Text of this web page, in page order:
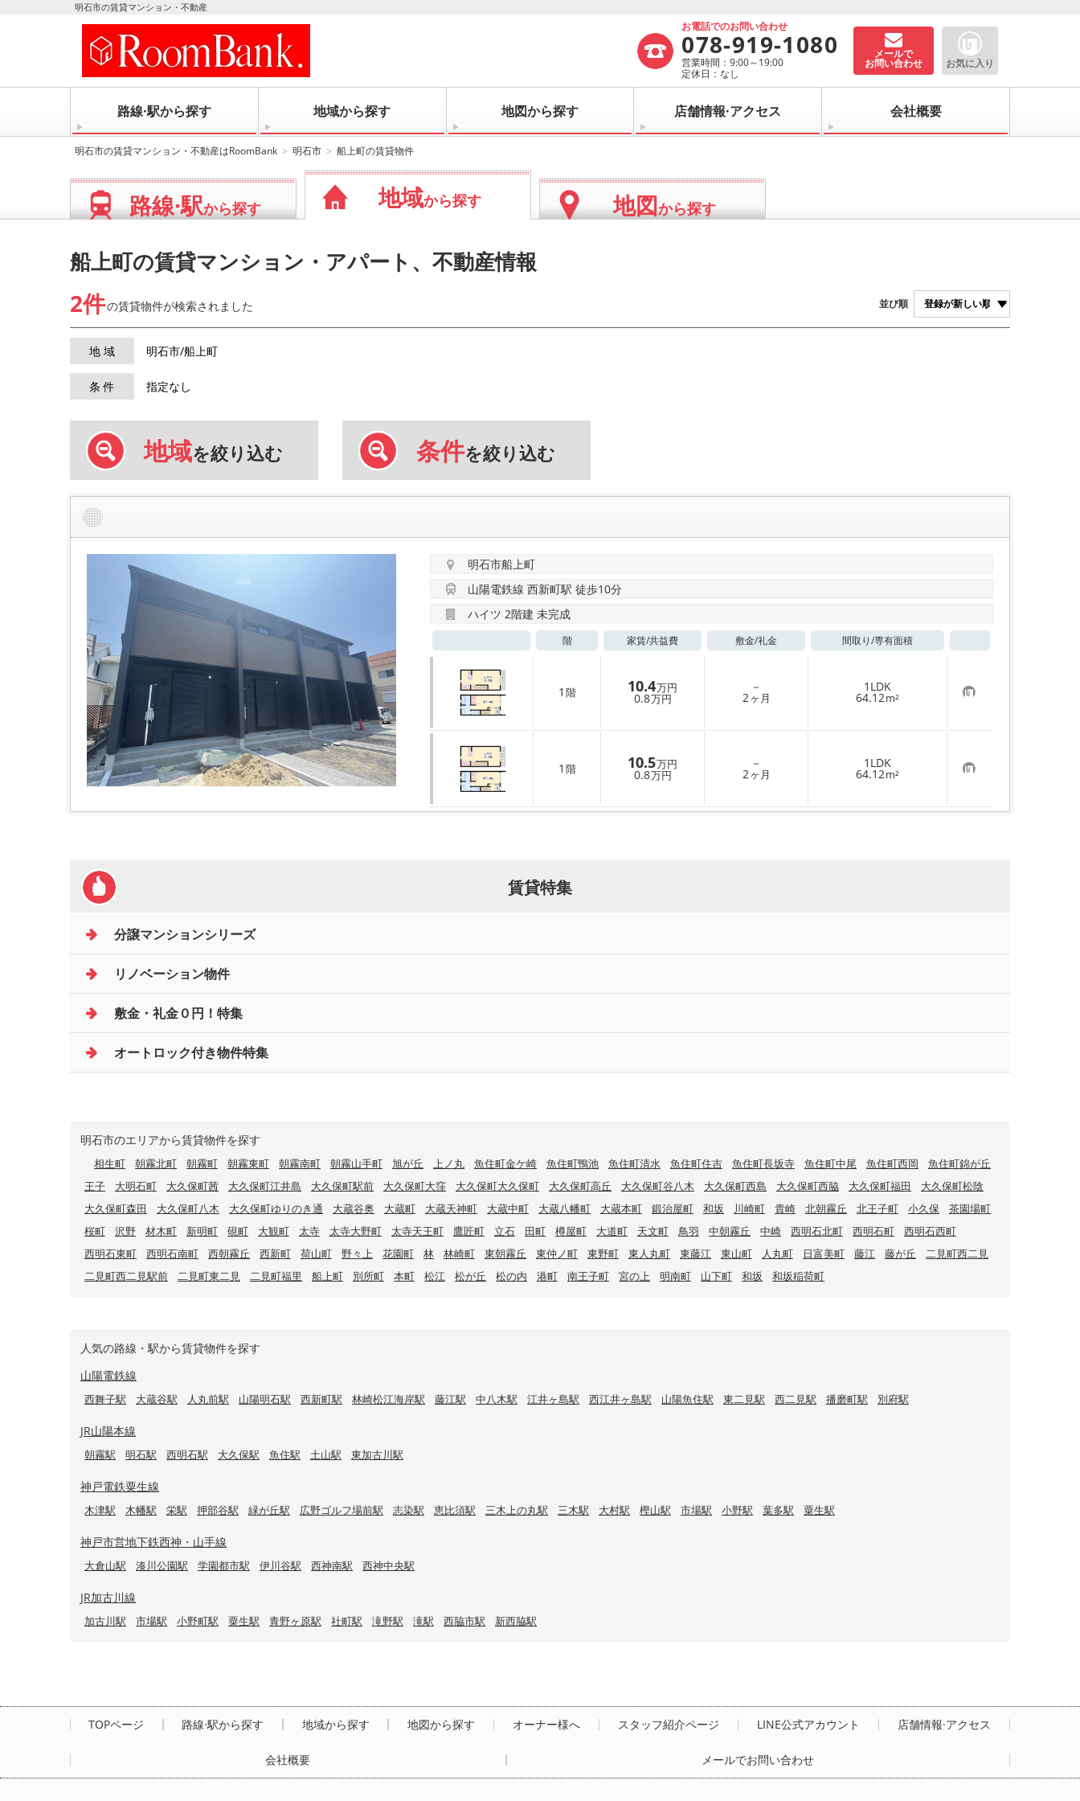
明石市の賃貸マンション・不動産
お電話でのお問い合わせ
078-919-1080
営業時間：9:00～19:00
定休日：なし
メールで
お問い合わせ お気に入り
路線·駅から探す 地域から探す 地図から探す 店舗情報·アクセス 会社概要
明石市の賃貸マンション・不動産はRoomBank 明石市 船上町の賃貸物件
路線·駅から探す 地域から探す 地図から探す
船上町の賃貸マンション・アパート、不動産情報
2件の賃貸物件が検索されました 並び順
地 域 明石市/船上町
条 件 指定なし
地域を絞り込む 条件を絞り込む
明石市船上町
山陽電鉄線 西新町駅 徒歩10分
ハイツ 2階建 未完成
階 家賃/共益費 敷金/礼金 間取り/専有面積
1 階 10.4万円
0.8万円
－
2ヶ月
1LDK
64.12m² お
気
に
入
り
登
録
1 階 10.5万円
0.8万円
－
2ヶ月
1LDK
64.12m² お
気
に
入
賃貸特集
分譲マンションシリーズ
リノベーション物件
敷金・礼金０円！特集
オートロック付き物件特集
明石市のエリアから賃貸物件を探す
相生町 朝霧北町 朝霧町 朝霧東町 朝霧南町 朝霧山手町 旭が丘 上ノ丸 魚住町金ケ崎 魚住町鴨池 魚住町清水 魚住町住吉 魚住町長坂寺 魚住町中尾 魚住町西岡
魚住町錦が丘
王子
大明石町 大久保町茜 大久保町江井島 大久保町駅前 大久保町大窪 大久保町大久保町 大久保町高丘 大久保町谷八木 大久保町西島 大久保町西脇 大久保町福田
大久保町松陰
大久保町森田
大久保町八木 大久保町ゆりのき通 大蔵谷奥 大蔵町 大蔵天神町 大蔵中町 大蔵八幡町 大蔵本町 鍛治屋町 和坂 川崎町 貴崎 北朝霧丘 北王子町 小久保
茶園場町
桜町
沢野 材木町 新明町 硯町 大観町 太寺 太寺大野町 太寺天王町 鷹匠町 立石 田町 樽屋町 大道町 天文町 鳥羽 中朝霧丘 中崎 西明石北町 西明石町
西明石西町
西明石東町
西明石南町 西朝霧丘 西新町 荷山町 野々上 花園町 林 林崎町 東朝霧丘 東仲ノ町 東野町 東人丸町 東藤江 東山町 人丸町 日富美町 藤江 藤が丘
二見町西二見
二見町西二見駅前
二見町東二見 二見町福里 船上町 別所町 本町 松江 松が丘 松の内 港町 南王子町 宮の上 明南町 山下町 和坂 和坂稲荷町
人気の路線・駅から賃貸物件を探す
山陽電鉄線
西舞子駅 大蔵谷駅 人丸前駅 山陽明石駅 西新町駅 林崎松江海岸駅 藤江駅 中八木駅 江井ヶ島駅 西江井ヶ島駅 山陽魚住駅 東二見駅 西二見駅 播磨町駅 別府駅
JR山陽本線
朝霧駅 明石駅 西明石駅 大久保駅 魚住駅 土山駅 東加古川駅
神戸電鉄粟生線
木津駅 木幡駅 栄駅 押部谷駅 緑が丘駅 広野ゴルフ場前駅 志染駅 恵比須駅 三木上の丸駅 三木駅 大村駅 樫山駅 市場駅 小野駅 葉多駅 粟生駅
神戸市営地下鉄西神・山手線
大倉山駅 湊川公園駅 学園都市駅 伊川谷駅 西神南駅 西神中央駅
JR加古川線
加古川駅 市場駅 小野町駅 粟生駅 青野ヶ原駅 社町駅 滝野駅 滝駅 西脇市駅 新西脇駅
TOPページ 路線·駅から探す 地域から探す 地図から探す オーナー様へ スタッフ紹介ページ LINE公式アカウント 店舗情報·アクセス
会社概要 メールでお問い合わせ